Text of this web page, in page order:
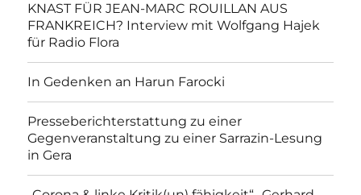
KNAST FÜR JEAN-MARC ROUILLAN AUS
FRANKREICH? Interview mit Wolfgang Hajek
für Radio Flora
In Gedenken an Harun Farocki
Presseberichterstattung zu einer
Gegenveranstaltung zu einer Sarrazin-Lesung
in Gera